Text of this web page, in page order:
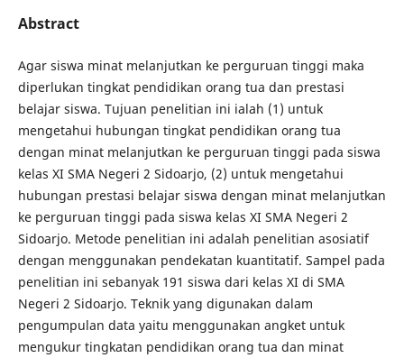
Abstract
Agar siswa minat melanjutkan ke perguruan tinggi maka
diperlukan tingkat pendidikan orang tua dan prestasi
belajar siswa. Tujuan penelitian ini ialah (1) untuk
mengetahui hubungan tingkat pendidikan orang tua
dengan minat melanjutkan ke perguruan tinggi pada siswa
kelas XI SMA Negeri 2 Sidoarjo, (2) untuk mengetahui
hubungan prestasi belajar siswa dengan minat melanjutkan
ke perguruan tinggi pada siswa kelas XI SMA Negeri 2
Sidoarjo. Metode penelitian ini adalah penelitian asosiatif
dengan menggunakan pendekatan kuantitatif. Sampel pada
penelitian ini sebanyak 191 siswa dari kelas XI di SMA
Negeri 2 Sidoarjo. Teknik yang digunakan dalam
pengumpulan data yaitu menggunakan angket untuk
mengukur tingkatan pendidikan orang tua dan minat